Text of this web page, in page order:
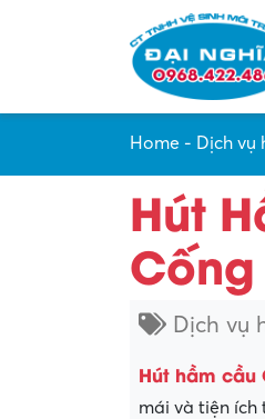
Home - Dịch vụ
Hút
Dịch vụ
Hút hầm cầu
mái và tiện ích